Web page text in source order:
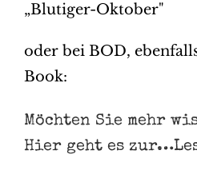
„Blutiger-Oktober"
oder bei BOD,
Book:
Möchten Sie mehr
Hier geht es